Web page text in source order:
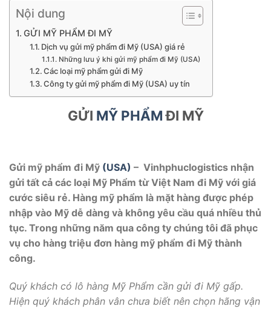
Nội dung
GỬI MỸ PHẨM ĐI MỸ
Dịch vụ gửi mỹ phẩm đi Mỹ (USA) giá rẻ
Những lưu ý khi gửi mỹ phẩm đi Mỹ (USA)
Các loại mỹ phẩm gửi đi Mỹ
Công ty gửi mỹ phẩm đi Mỹ (USA) uy tín
GỬI MỸ PHẨMĐI MỸ
Gửi mỹ phẩm đi Mỹ (USA) – Vinhphuclogistics nhận
gửi tất cả các loại Mỹ Phẩm từ Việt Nam đi Mỹ với giá
cước siêu rẻ. Hàng mỹ phẩm là mặt hàng được phép
nhập vào Mỹ dễ dàng và không yêu cầu quá nhiều thủ
tục. Trong những năm qua công ty chúng tôi đã phục
vụ cho hàng triệu đơn hàng mỹ phẩm đi Mỹ thành
công.
Quý khách có lô hàng Mỹ Phẩm cần gửi đi Mỹ gấp.
Hiện quý khách phân vân chưa biết nên chọn hãng vận